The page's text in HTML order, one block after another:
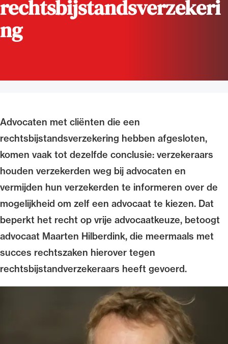
rechtsbijstandsverzekeri
ng
Advocaten met cliënten die een
rechtsbijstandsverzekering hebben afgesloten,
komen vaak tot dezelfde conclusie: verzekeraars
houden verzekerden weg bij advocaten en
vermijden hun verzekerden te informeren over de
mogelijkheid om zelf een advocaat te kiezen. Dat
beperkt het recht op vrije advocaatkeuze, betoogt
advocaat Maarten Hilberdink, die meermaals met
succes rechtszaken hierover tegen
rechtsbijstandverzekeraars heeft gevoerd.
Uitgelicht
Alle wet- en regelgeving voor de advocatuur.
Van de Advocatenwet tot de Verordening op
advocatuur (Roda).
Ondersteuning voor advocaten bij hun
beroepsuitoefening: van de advocatenpas tot
het rechtsgebiedenregister en
geheimhoudernummers.